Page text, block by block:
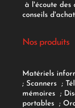
à l'écoute des
conseils
Nos produits
Matériels
; Scanners ;
mémoires
;
portables
;